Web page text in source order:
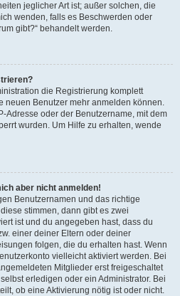
jeglicher Art ist; außer solchen, die
wenden, falls es Beschwerden oder
gibt?“ behandelt werden.
die Registrierung komplett
neuen Benutzer mehr anmelden können.
Adresse oder der Benutzername, mit dem
wurden. Um Hilfe zu erhalten, wende
aber nicht anmelden!
Benutzernamen und das richtige
stimmen, dann gibt es zwei
ist und du angegeben hast, dass du
einer deiner Eltern oder deiner
folgen, die du erhalten hast. Wenn
vielleicht aktiviert werden. Bei
Mitglieder erst freigeschaltet
erledigen oder ein Administrator. Bei
ob eine Aktivierung nötig ist oder nicht.